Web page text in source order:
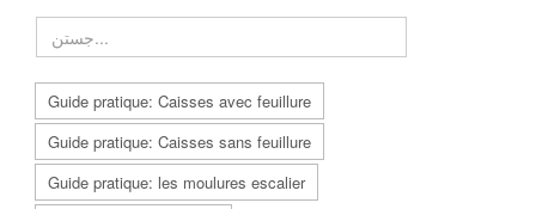
Guide pratique: Caisses avec feuillure
Guide pratique: Caisses sans feuillure
Guide pratique: les moulures escalier